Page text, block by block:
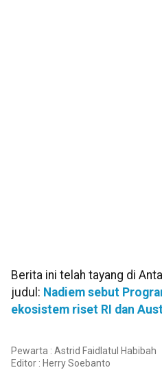
Berita ini telah tayang di
judul: Nadiem sebut
ekosistem riset RI dan
Pewarta : Astrid Faidlatul Habibah
Editor : Herry Soebanto